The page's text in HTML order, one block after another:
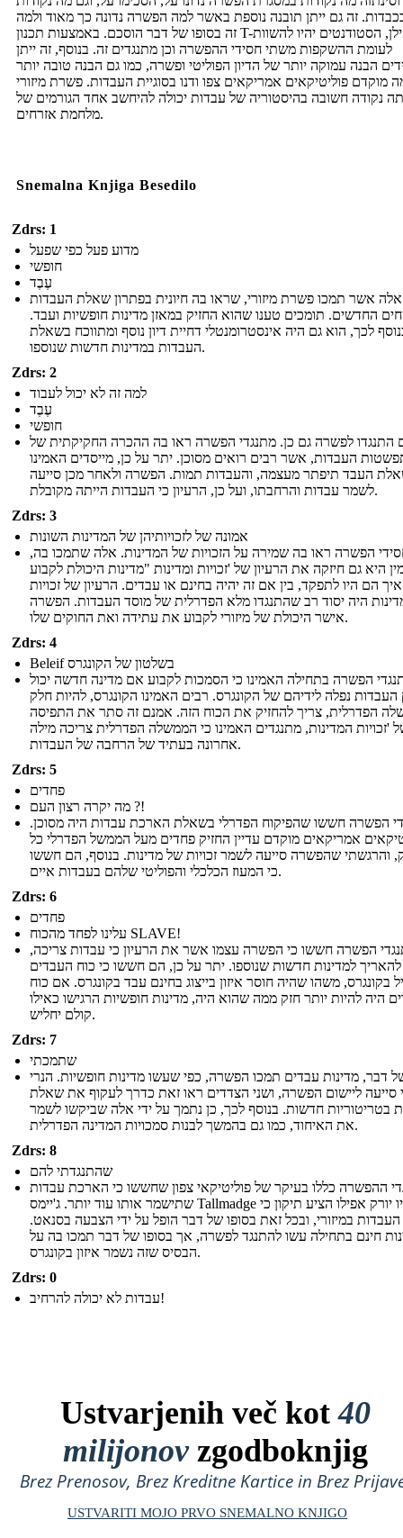
בכבדות. זה גם ייתן תובנה נוספת באשר למה הפשרה נדונה כך מאוד ולמה
זה בסופו של דבר הוסכם. באמצעות תכנון T-אילן, הסטודנטים יהיו להשוות
לעומת ההשקפות משתי חסידי ההפשרה וכן מתנגדים זה. בנוסף, זה ייתן
הבנה עמוקה יותר של הדיון הפוליטי ופשרה, כמו גם הבנה טובה יותר
מוקדם פוליטיקאים אמריקאים צפו ודנו בסוגיית העבדות. פשרת מיזורי
נקודה חשובה בהיסטוריה של עבדות יכולה להיחשב אחד הגורמים של
מלחמת אזרחים.
Snemalna Knjiga Besedilo
Zdrs: 1
מדוע פעל כפי שפעל
חופשי
עֶבֶד
אשר תמכו פשרת מיזורי, שראו בה חיונית בפתרון שאלת העבדות
החדשים. תומכים טענו שהוא החזיק במאזן מדינות חופשיות ועבד.
לכך, הוא גם היה אינסטרומנטלי דחיית דיון נוסף ומתווכח בשאלת
העבדות במדינות חדשות שנוספו.
Zdrs: 2
למה זה לא יכול לעבוד
עֶבֶד
חופשי
התנגדו לפשרה גם כן. מתנגדי הפשרה ראו בה ההכרה החקיקתית של
העבדות, אשר רבים רואים מסוכן. יתר על כן, מייסדים האמינו
העבד תיפתר מעצמה, והעבדות תמות. הפשרה ולאחר מכן סייעה
לשמר עבדות והרחבתו, ועל כן, הרעיון כי העבדות הייתה מקובלת.
Zdrs: 3
אמונה של לזכויותיהן של המדינות השונות
הפשרה ראו בה שמירה על הזכויות של המדינות. אלה שתמכו בה,
היא גם חיזקה את הרעיון של 'זכויות ומדינות "מדינות היכולת לקבוע
איך הם היו לתפקד, בין אם זה יהיה בחינם או עבדים. הרעיון של זכויות
היה יסוד רב שהתנגדו מלא הפדרלית של מוסד העבדות. הפשרה
אישר היכולת של מיזורי לקבוע את עתידה ואת החוקים שלו.
Zdrs: 4
Beleif בשלטון של הקונגרס
הפשרה בתחילה האמינו כי הסמכות לקבוע אם מדינה חדשה יכול
העבדות נפלה לידיהם של הקונגרס. רבים האמינו הקונגרס, להיות חלק
הפדרלית, צריך להחזיק את הכוח הזה. אמנם זה סתר את התפיסה
'זכויות המדינות, מתנגדים האמינו כי הממשלה הפדרלית צריכה מילה
אחרונה בעתיד של הרחבה של העבדות.
Zdrs: 5
פחדים
מה יקרה רצון העם ?!
הפשרה חששו שהפיקוח הפדרלי בשאלת הארכת עבדות היה מסוכן.
אמריקאים מוקדם עדיין החזיק פחדים מעל הממשל הפדרלי כל
והרגשתי שהפשרה סייעה לשמר זכויות של מדינות. בנוסף, הם חששו
כי המעוז הכלכלי והפוליטי שלהם בעבדות איים.
Zdrs: 6
פחדים
עלינו לפחד מהכוח SLAVE!
הפשרה חששו כי הפשרה עצמו אשר את הרעיון כי עבדות צריכה,
להאריך למדינות חדשות שנוספו. יתר על כן, הם חששו כי כוח העבדים
בקונגרס, משהו שהיה חוסר איזון בייצוג בחינם עבד בקונגרס. אם כוח
היה להיות יותר חזק ממה שהוא היה, מדינות חופשיות הרגישו כאילו
קולם יחליש.
Zdrs: 7
שתמכתי
דבר, מדינות עבדים תמכו הפשרה, כפי שעשו מדינות חופשיות. הנרי
סייעה ליישום הפשרה, ושני הצדדים ראו זאת כדרך לעקוף את שאלת
בטריטוריות חדשות. בנוסף לכך, כן נתמך על ידי אלה שביקשו לשמר
את האיחוד, כמו גם בהמשך לבנות סמכויות המדינה הפדרלית.
Zdrs: 8
שהתנגדתי להם
ההפשרה כללו בעיקר של פוליטיקאי צפון שחששו כי הארכת עבדות
שתישמר אותו עוד יותר. ג'יימס Tallmadge של ניו יורק אפילו הציע תיקון כי
העבדות במיזורי, ובכל זאת בסופו של דבר הופל על ידי הצבעה בסנאט.
חינם בתחילה עשו להתנגד לפשרה, אך בסופו של דבר תמכו בה על
הבסיס שזה נשמר איזון בקונגרס.
Zdrs: 0
עבדות לא יכולה להרחיב!
Ustvarjenih več kot40
milijonovzgodboknjig
Brez Prenosov, Brez Kreditne Kartice in Brez
USTVARITI MOJO PRVO SNEMALNO KNJIGO